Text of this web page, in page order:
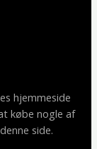
hjemmeside
købe nogle af
side.